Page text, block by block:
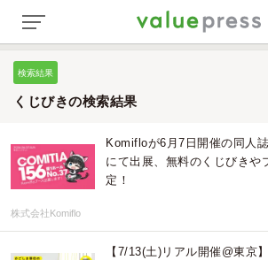
検索結果
くじびきの検索結果
Komifloが6月7日開催の同人
にて出展、無料のくじびきや
定！
株式会社Komiflo
【7/13(土)リアル開催@東京